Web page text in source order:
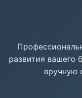
развития вашего
вручную